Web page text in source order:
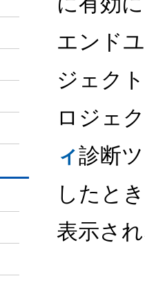
エンド
ジェク
ロジェ
ィ診断
したと
表示さ